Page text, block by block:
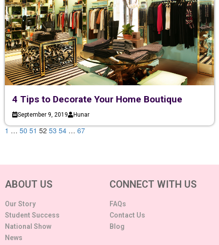
4 Tips to Decorate Your Home Boutique
September 9, 2019 Hunar
1 … 50 51 52 53 54 … 67
ABOUT US
Our Story
Student Success
National Show
News
CONNECT WITH US
FAQs
Contact Us
Blog